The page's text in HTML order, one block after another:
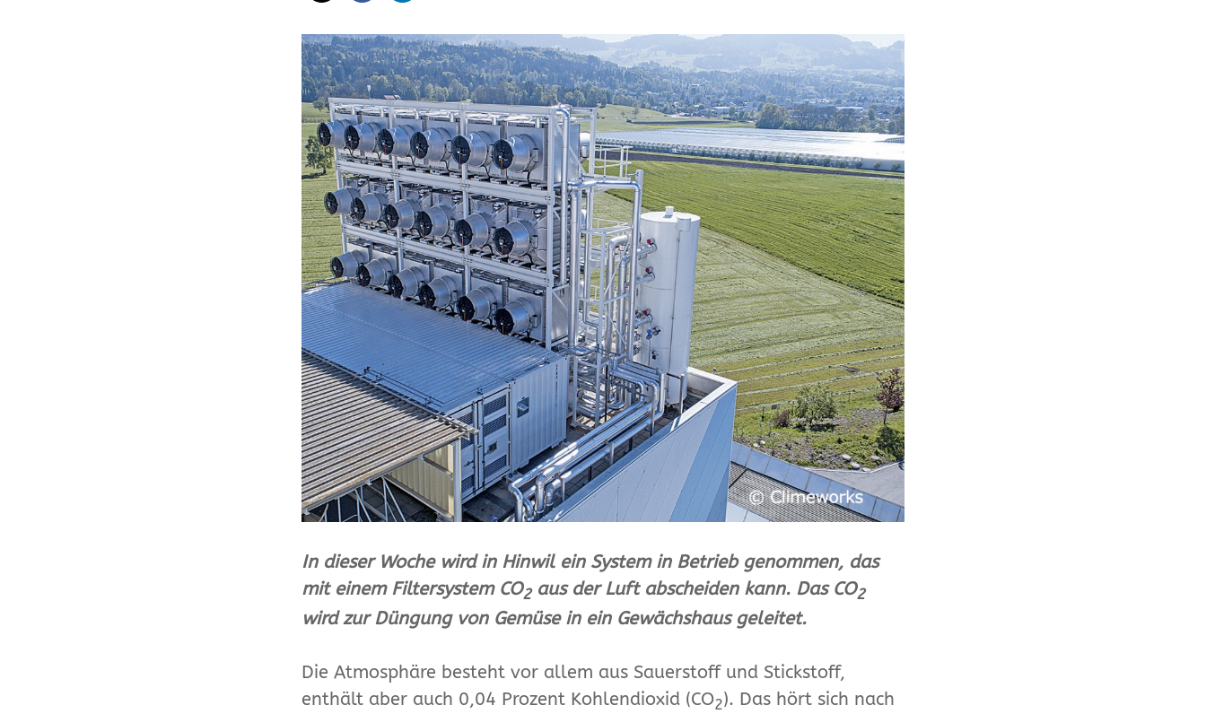
Phosphor-Recycling im Standby-Modus
Düngung im Gewächshaus: Calcium mit
Sulfat gibt Gips
In dieser Woche wird in Hinwil ein System in Betrieb genommen, das
mit einem Filtersystem CO2aus der Luft abscheiden kann. Das CO2
wird zur Düngung von Gemüse in ein Gewächshaus geleitet.
Die Atmosphäre besteht vor allem aus Sauerstoff und Stickstoff,
enthält aber auch 0,04 Prozent Kohlendioxid (CO2). Das hört sich nach